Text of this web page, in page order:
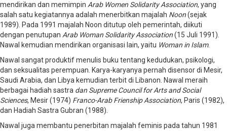
mendirikan dan memimpin Arab Women Solidarity Association, yang
salah satu kegiatannya adalah menerbitkan majalah Noon(sejak
1989). Pada 1991 majalah Noon ditutup oleh pemerintah, diikuti
dengan penutupan Arab Woman Solidarity Association(15 Juli 1991).
Nawal kemudian mendirikan organisasi lain, yaitu Woman in Islam.
Nawal sangat produktif menulis buku tentang kedudukan, psikologi,
dan seksualitas perempuan. Karya-karyanya pernah disensor di Mesir,
Saudi Arabia, dan Libya kemudian terbit di Libanon. Nawal meraih
berbagai hadiah sastra dan Supreme Council for Arts and Social
Sciences, Mesir (1974) Franco-Arab Frienship Association, Paris (1982),
dan Hadiah Sastra Gubran (1988).
Nawal juga membantu penerbitan majalah feminis pada tahun 1981